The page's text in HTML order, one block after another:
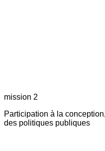
mission 2
Participation à la
des politiques publiques